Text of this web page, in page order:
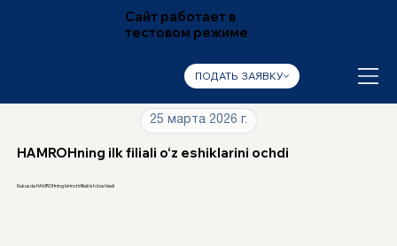
ПОДАТЬ ЗАЯВКУ
Сайт работает в
тестовом режиме
25 марта 2026 г.
HAMROHning ilk filiali o‘z eshiklarini ochdi
Nukusda HAMROHning birinchi filiali ish boshladi